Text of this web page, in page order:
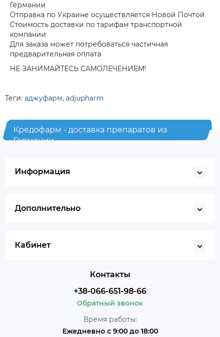
Германии
Отправка по Украине осуществляется Новой Почтой
Стоимость доставки по тарифам транспортной
компании
Для заказа может потребоваться частичная
предварительная оплата
НЕ ЗАНИМАЙТЕСЬ САМОЛЕЧЕНИЕМ!
Теги: аджуфарм, adjupharm
Кредофарм - доставка препаратов из
Германии
Информация
Дополнительно
Кабинет
Контакты
+38-066-651-98-66
Обратный звонок
Время работы:
Ежедневно с 9:00 до 18:00